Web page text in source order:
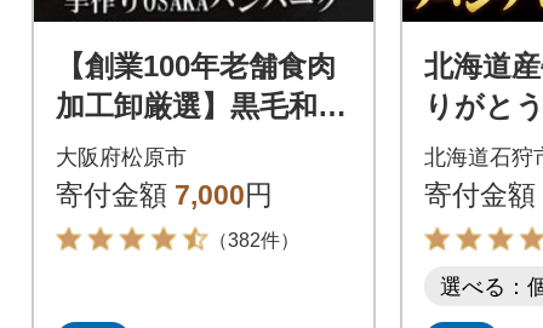
【創業100年老舗食肉
加工卸厳選】黒毛和牛
100%手作りOSAKAハ
ンバーグ150g×5個
大阪府松原市
寄付金額 7,000円
（382件）
北海道
りがと
4個 解
ける!
北海道石狩
寄付金額
選べる：